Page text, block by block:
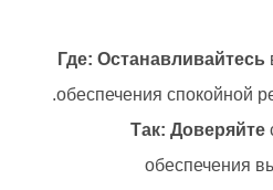
Где: Останавливайтесь
обеспечения спокойной
Так: Доверяйте
обеспечения